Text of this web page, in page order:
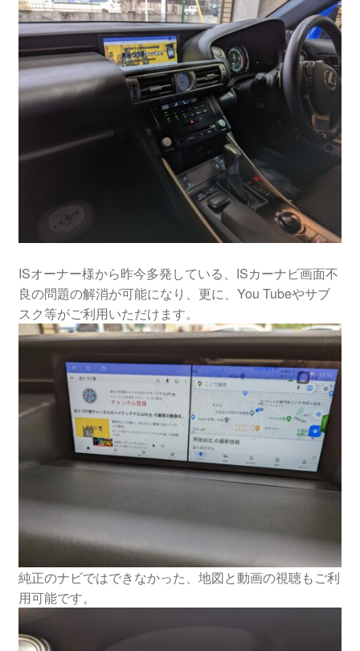
ISオーナー様から昨今多発している、ISカーナビ画面不
良の問題の解消が可能になり、更に、You Tubeやサブ
スク等がご利用いただけます。
純正のナビではできなかった、地図と動画の視聴もご利
用可能です。